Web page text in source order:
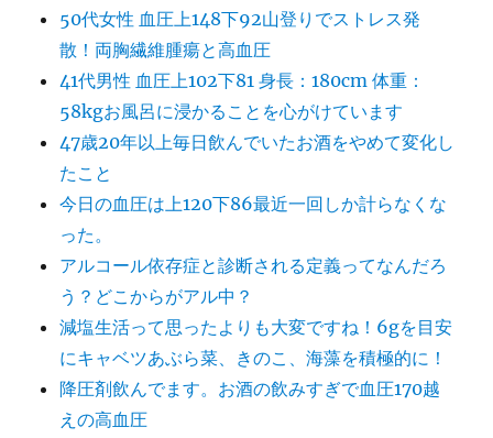
50代女性 血圧上148下92山登りでストレス発
散！両胸繊維腫瘍と高血圧
41代男性 血圧上102下81 身長：180cm 体重：
58kgお風呂に浸かることを心がけています
47歳20年以上毎日飲んでいたお酒をやめて変化し
たこと
今日の血圧は上120下86最近一回しか計らなくな
った。
アルコール依存症と診断される定義ってなんだろ
う？どこからがアル中？
減塩生活って思ったよりも大変ですね！6gを目安
にキャベツあぶら菜、きのこ、海藻を積極的に！
降圧剤飲んでます。お酒の飲みすぎで血圧170越
えの高血圧